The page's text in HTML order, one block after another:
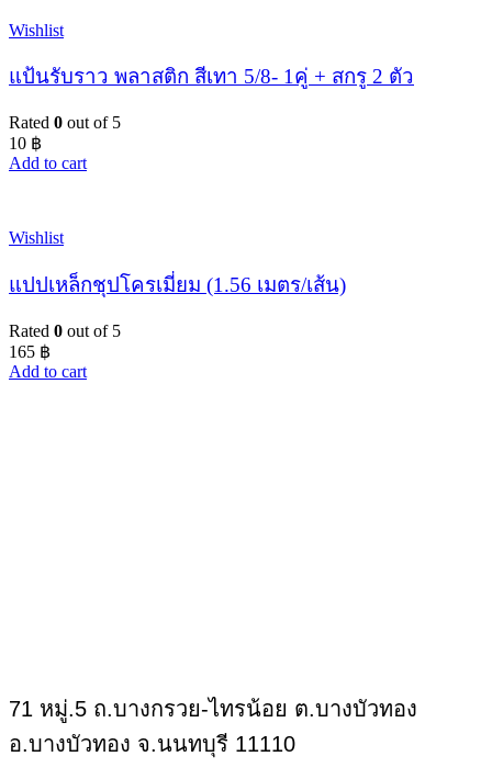
Wishlist
แป้นรับราว พลาสติก สีเทา 5/8- 1คู่ + สกรู 2 ตัว
Rated 0 out of 5
10 ฿
Add to cart
Wishlist
แปปเหล็กชุปโครเมี่ยม (1.56 เมตร/เส้น)
Rated 0 out of 5
165 ฿
Add to cart
71 หมู่.5 ถ.บางกรวย-ไทรน้อย ต.บางบัวทอง
อ.บางบัวทอง จ.นนทบุรี 11110